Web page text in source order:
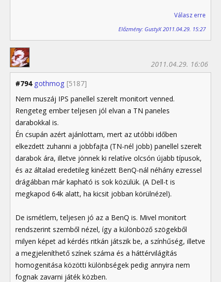
Válasz erre
Előzmény: GustyX 2011.04.29. 15:27
#794 gothmog [5187]
2011.04.29. 16:06
Nem muszáj IPS panellel szerelt monitort venned.
Rengeteg ember teljesen jól elvan a TN paneles
darabokkal is.
Én csupán azért ajánlottam, mert az utóbbi időben
elkezdett zuhanni a jobbfajta (TN-nél jobb) panellel szerelt
darabok ára, illetve jönnek ki relatíve olcsón újabb típusok,
és az általad eredetileg kinézett BenQ-nál néhány ezressel
drágábban már kapható is sok közülük. (A Dell-t is
megkapod 64k alatt, ha kicsit jobban körülnézel).
De ismétlem, teljesen jó az a BenQ is. Mivel monitort
rendszerint szemből nézel, így a különböző szögekből
milyen képet ad kérdés ritkán játszik be, a színhűség, illetve
a megjeleníthető színek száma és a háttérvilágítás
homogenitása közötti különbségek pedig annyira nem
fognak zavarni játék közben.